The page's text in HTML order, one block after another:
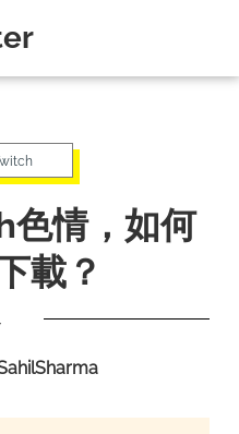
情，如何
載？